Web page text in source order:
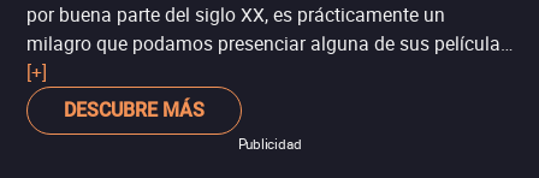
por buena parte del siglo XX, es prácticamente un
milagro que podamos presenciar alguna de sus películas
en la actualidad. ‘La caída de las hojas’ es una de ellas,
un tierno cortometraje de la era del cine mudo, sobre una
niña que escucha al doctor decir que su hermana habrá
[+]
DESCUBRE MÁS
Publicidad